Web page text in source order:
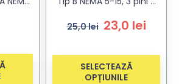
25,0lei 23,0 lei
SELECTEAZĂ
OPȚIUNILE